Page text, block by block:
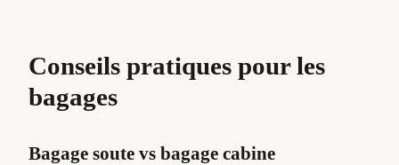
Conseils pratiques pour les
bagages
Bagage soute vs bagage cabine